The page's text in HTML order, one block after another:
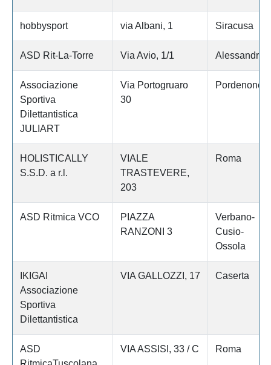
hobbysport via Albani, 1 Siracusa
ASD Rit-La-Torre Via Avio, 1/1 Alessandria
Associazione
Sportiva
Dilettantistica
JULIART
Via Portogruaro
30
Pordenone
HOLISTICALLY
S.S.D. a r.l.
VIALE
TRASTEVERE,
203
Roma
ASD Ritmica VCO
PIAZZA
RANZONI 3
Verbano-
Cusio-
Ossola
IKIGAI
Associazione
Sportiva
Dilettantistica
VIA GALLOZZI, 17 Caserta
ASD
VIA ASSISI, 33 / C Roma